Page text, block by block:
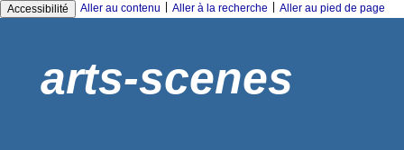
Accessibilité Aller au contenu Aller à la recherche Aller au pied de page
arts-scenes